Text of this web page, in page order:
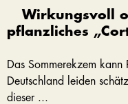
Wirkungsvoll
pflanzliches
Das Sommerekzem kann
Deutschland leiden
dieser ...